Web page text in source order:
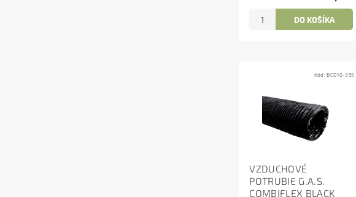
Kód:BCD10-355
VZDUCHOVÉ
POTRUBIE G.A.S.
COMBIFLEX BLACK